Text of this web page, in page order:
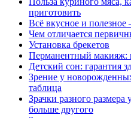
приготовить
Всё вкусное и полезное
Чем отличается
Установка брекетов
Перманентный макияж:
Детский сон: гарантия
Зрение у
таблица
Зрачки разного
больше другого